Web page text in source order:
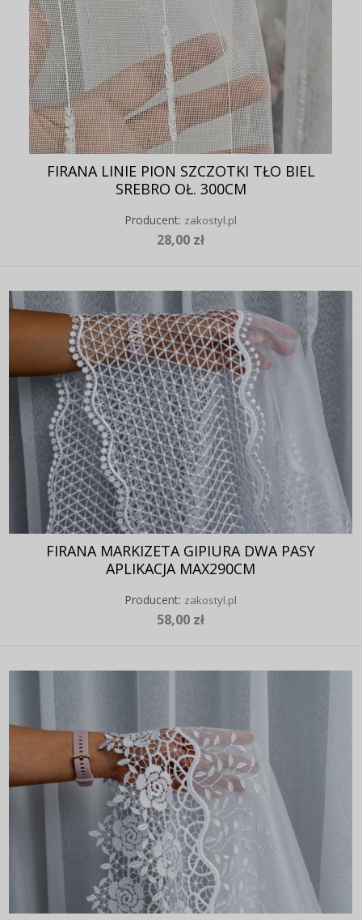
FIRANA LINIE PION SZCZOTKI TŁO BIEL
SREBRO OŁ. 300CM
Producent: zakostyl.pl
28,00 zł
FIRANA MARKIZETA GIPIURA DWA PASY
APLIKACJA MAX290CM
Producent: zakostyl.pl
58,00 zł